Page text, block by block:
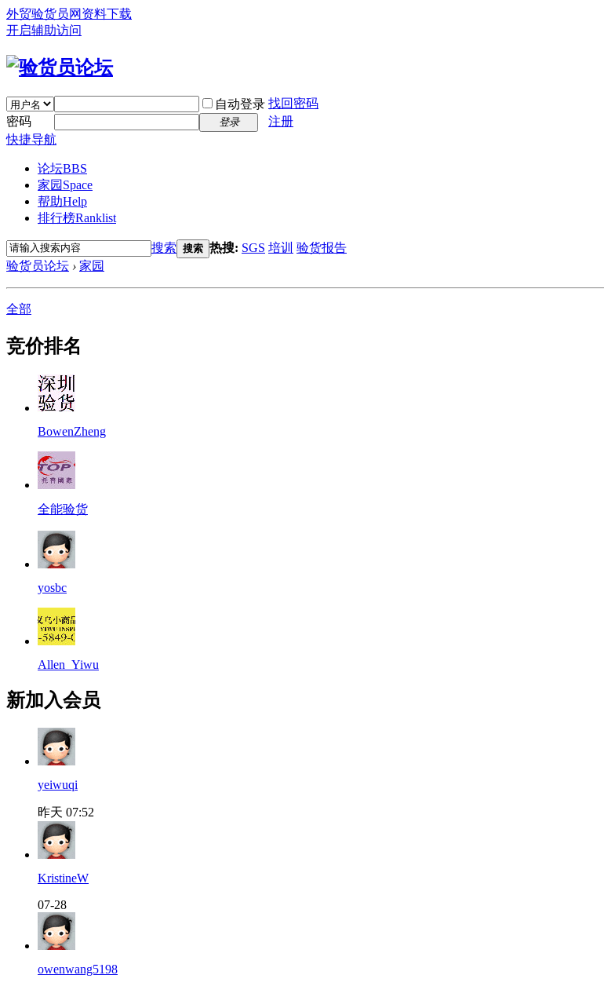
外贸验货员网 资料下载
开启辅助访问
自动登录 找回密码
密码
登录
注册
快捷导航
论坛BBS
家园 Space
帮助Help
排行榜Ranklist
搜索 搜索 热搜: SGS 培训 验货报告
验货员论坛 › 家园
全部
竞价排名
BowenZheng
全能验货
yosbc
Allen_Yiwu
新加入会员
yeiwuqi
昨天 07:52
KristineW
07-28
owenwang5198